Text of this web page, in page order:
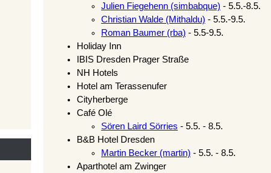
Julien Fiegehenn (‎simbabque‎) - 5.5.-8.5.
Christian Walde (‎Mithaldu‎) - 5.5.-9.5.
Roman Baumer (‎rba‎) - 5.5-9.5.
Holiday Inn
IBIS Dresden Prager Straße
NH Hotels
Hotel am Terassenufer
Cityherberge
Café Olé
Sören Laird Sörries - 5.5. - 8.5.
B&B Hotel Dresden
Martin Becker (‎martin‎) - 5.5. - 8.5.
Aparthotel am Zwinger